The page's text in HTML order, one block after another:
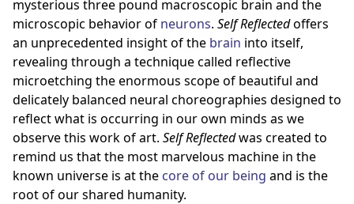
mysterious three pound macroscopic brain and the
microscopic behavior of neurons. Self Reflectedoffers
an unprecedented insight of the brain into itself,
revealing through a technique called reflective
microetching the enormous scope of beautiful and
delicately balanced neural choreographies designed to
reflect what is occurring in our own minds as we
observe this work of art. Self Reflectedwas created to
remind us that the most marvelous machine in the
known universe is at the core of our being and is the
root of our shared humanity.